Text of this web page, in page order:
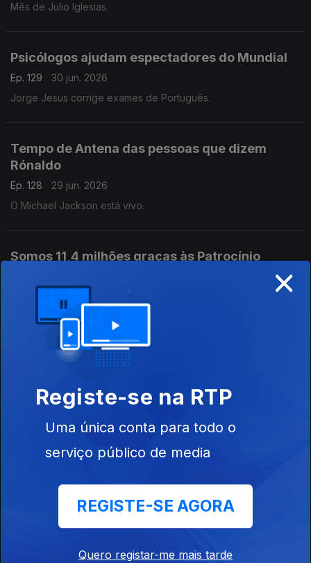
Mês de Julio Iglesias.
Psicólogos ajudam espectadores do Mundial
Ep. 129
30 jun. 2026
Jorge Jesus corrige exames de Português.
Tempo de Antena das pessoas que dizem
Rónaldo
Ep. 128
29 jun. 2026
O Michael Jackson está vivo.
Somos 11,4 milhões graças às Patrocínio
Tempo de Antena
Sempre disse que o Ronaldo é o maior
25 jun. 2026
Tânia Laranjo apanha com 80 graus.
Tiago Grila comenta novo Código da Estrada
24 jun. 2026
Nuno Luz sorri para a rádio
23 jun. 2026
×
Registe-se na RTP
Uma única conta para todo o
serviço público de media
REGISTE-SE AGORA
Quero registar-me mais tarde